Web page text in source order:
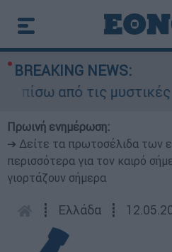
BREAKING NEWS:
από τις μυστικές
Πρωινή ενημέρωση:
➔ Δείτε τα πρωτοσέλιδα των
περισσότερα για τον καιρό
γιορτάζουν σήμερα
┋ Ελλάδα ┋